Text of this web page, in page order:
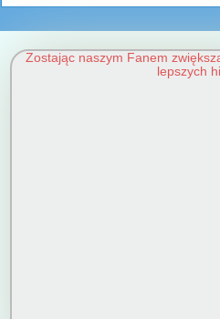
Zostając naszym Fanem
lepszych